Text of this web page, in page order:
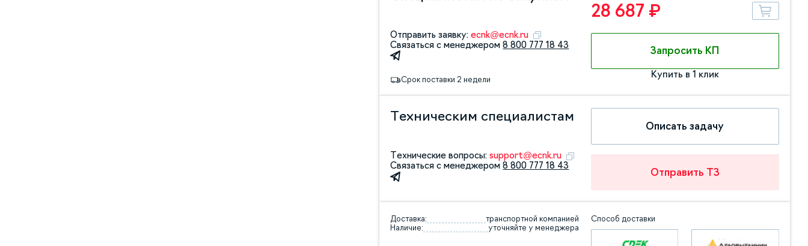
Отправить заявку:ecnk@ecnk.ru
Связаться с менеджером8 800 777 18 43
Срок поставки 2 недели
28 687 ₽
Запросить КП
Купить в 1 клик
Техническим специалистам
Технические вопросы:support@ecnk.ru
Связаться с менеджером8 800 777 18 43
Описать задачу
Отправить ТЗ
Доставка:
транспортной компанией
Наличие:
уточняйте у менеджера
Способ доставки